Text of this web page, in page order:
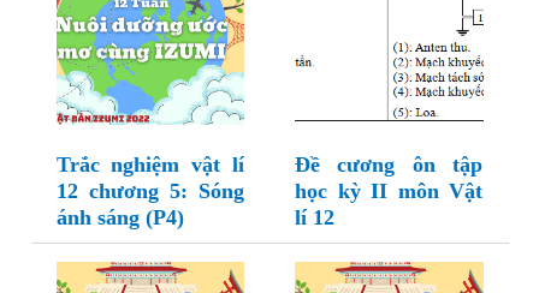
Trắc nghiệm vật lí
12 chương 5: Sóng
ánh sáng (P4)
Đề cương ôn tập
học kỳ II môn Vật
lí 12